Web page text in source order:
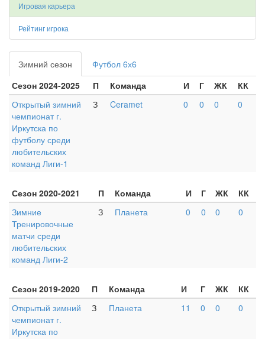
Игровая карьера
Рейтинг игрока
Зимний сезон
Футбол 6х6
Сезон 2024-2025
П Команда И Г ЖК
КК
Открытый зимний
чемпионат г.
Иркутска по
футболу среди
любительских
команд Лиги-1
З Ceramet 0 0 0 0
Сезон 2020-2021 П Команда И Г ЖК
КК
Зимние
Тренировочные
матчи среди
любительских
команд Лиги-2
З Планета 0 0 0 0
Сезон 2019-2020 П Команда И Г ЖК
КК
Открытый зимний
чемпионат г.
Иркутска по
З Планета 11 0 0 0